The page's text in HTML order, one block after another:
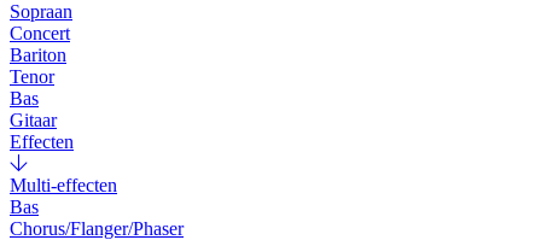
Sopraan
Concert
Bariton
Tenor
Bas
Gitaar
Effecten
Multi-effecten
Bas
Chorus/Flanger/Phaser